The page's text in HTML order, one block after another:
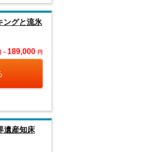
ングと流氷
~ 189,000 円
遺産知床